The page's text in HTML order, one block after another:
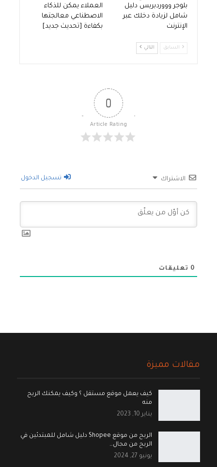
بلوجر وووردبريس دليل
شامل لزيادة دخلك عبر
الإنترنت
العملاء يمكن للذكاء
الاصطناعي معالجتها
بكفاءة [تحديث جديد]
السابق التالي
0
Article Rating
الاشتراك تسجيل الدخول
0 تعليقات
مقالات مميزة
كيف يعمل موقع مستقل ؟ وكيف يمكنك الربح
منه
يناير 10, 2023
الربح من موقع Shopee دليل شامل للمبتدئين في
الربح من مجال…
يونيو 27, 2024